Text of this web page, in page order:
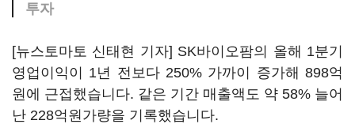
투자
[뉴스토마토 신태현 기자] SK바이오팜의 올해 1분기
영업이익이 1년 전보다 250% 가까이 증가해 898억
원에 근접했습니다. 같은 기간 매출액도 약 58% 늘어
난 228억원가량을 기록했습니다.